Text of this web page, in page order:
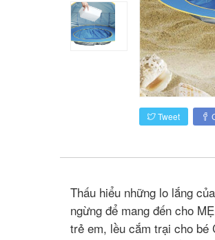
Tweet
Thấu hiểu những lo lắng
ngừng để mang đến cho
trẻ em, lều cắm trại cho bé